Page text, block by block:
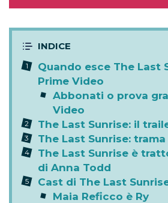
Quando esce The Last
Prime Video
Abbonati o prova
Video
The Last Sunrise: il
The Last Sunrise:
The Last Sunrise è
di Anna Todd
Cast di The Last
Maia Reficco è Ry